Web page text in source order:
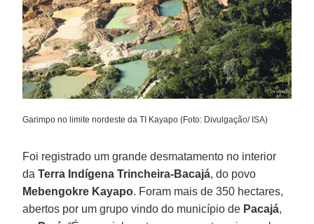
Garimpo no limite nordeste da TI Kayapo (Foto: Divulgação/ ISA)
Foi registrado um grande desmatamento no interior
daTerra Indígena Trincheira-Bacajá, do povo
Mebengokre Kayapo. Foram mais de 350 hectares,
abertos por um grupo vindo do município de Pacajá,